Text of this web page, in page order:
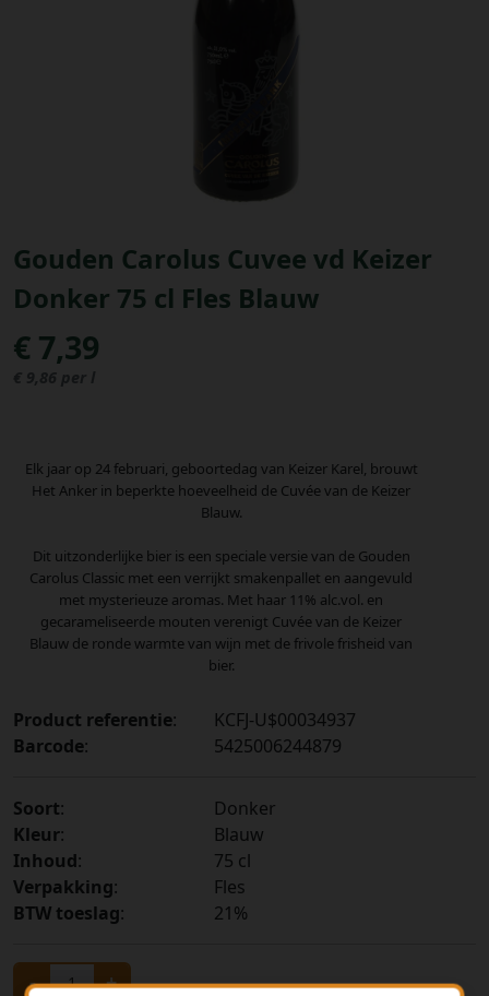
Gouden Carolus Cuvee vd Keizer
Donker 75 cl Fles Blauw
€ 7,39
€ 9,86 per l
Elk jaar op 24 februari, geboortedag van Keizer Karel, brouwt
Het Anker in beperkte hoeveelheid de Cuvée van de Keizer
Blauw.
Dit uitzonderlijke bier is een speciale versie van de Gouden
Carolus Classic met een verrijkt smakenpallet en aangevuld
met mysterieuze aromas. Met haar 11% alc.vol. en
gecarameliseerde mouten verenigt Cuvée van de Keizer
Blauw de ronde warmte van wijn met de frivole frisheid van
bier.
Product referentie:
KCFJ-U$00034937
Barcode: 5425006244879
Soort:
Donker
Kleur:
Blauw
Inhoud:
75 cl
Verpakking:
Fles
BTW toeslag: 21%
- +